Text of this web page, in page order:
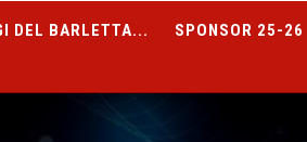
DEL BARLETTA... SPONSOR 25-26